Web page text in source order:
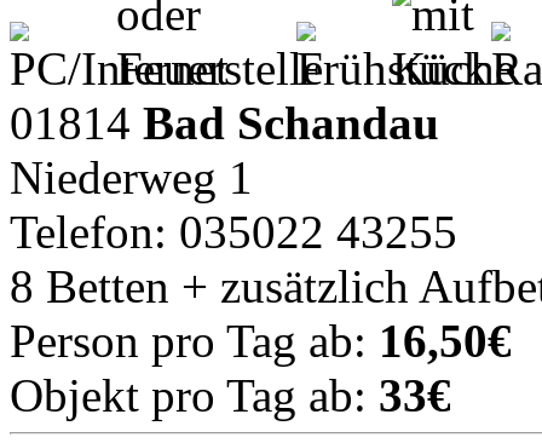
01814 Bad Schandau
Niederweg 1
Telefon: 035022 43255
8 Betten + zusätzlich
Person pro Tag ab: 16,50€
Objekt pro Tag ab: 33€